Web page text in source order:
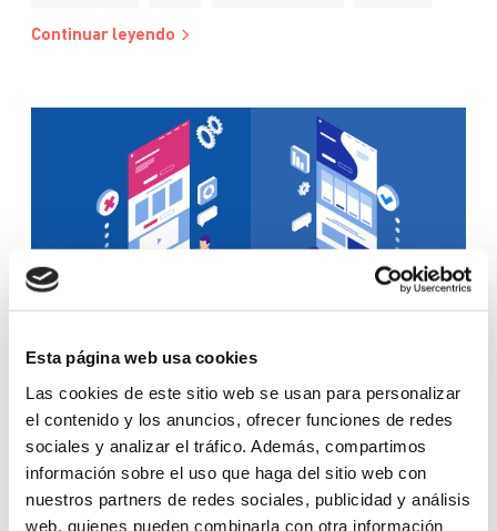
Esta página web usa cookies
Las cookies de este sitio web se usan para personalizar
el contenido y los anuncios, ofrecer funciones de redes
sociales y analizar el tráfico. Además, compartimos
información sobre el uso que haga del sitio web con
nuestros partners de redes sociales, publicidad y análisis
web, quienes pueden combinarla con otra información
Continuar leyendo
DEFINITION AND USEFULNESS OF A/B
TESTING